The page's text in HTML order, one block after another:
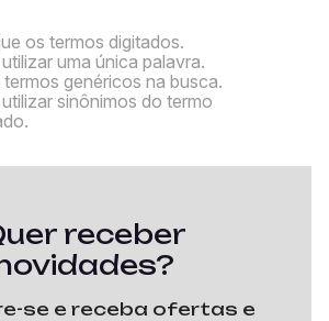
os termos digitados.
uma única palavra.
termos genéricos na busca.
sinônimos do termo
receber
se e receba ofertas e